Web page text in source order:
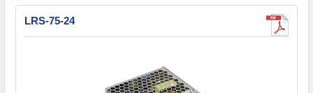
LRS-75-24